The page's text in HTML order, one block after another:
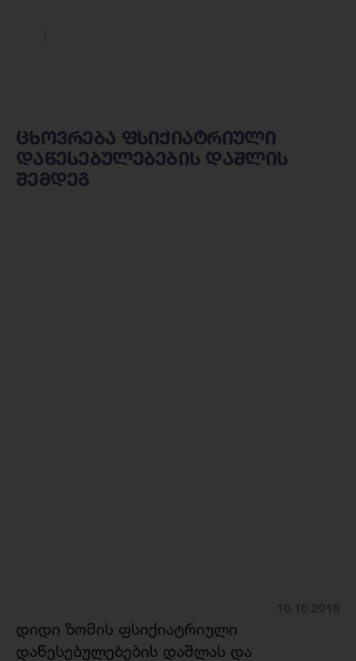
ცხოვრება ფსიქიატრიული
დაწესებულებების დაშლის
შემდეგ
დიდი ზომის ფსიქიატრიული
დაწესებულებების დაშლას და